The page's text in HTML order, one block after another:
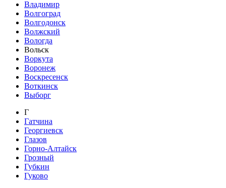
Владимир
Волгоград
Волгодонск
Волжский
Вологда
Вольск
Воркута
Воронеж
Воскресенск
Воткинск
Выборг
Г
Гатчина
Георгиевск
Глазов
Горно-Алтайск
Грозный
Губкин
Гуково